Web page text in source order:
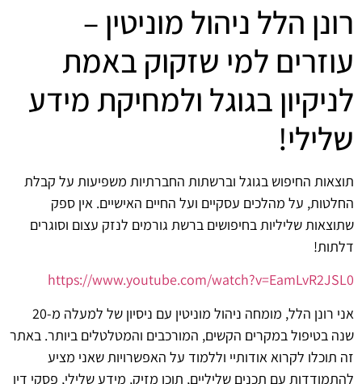
רונן הלל ניהול מוניטין –
עוזרים למי שזקוק באמת
לניקיון בגוגל ולמחיקת מידע
שלילי!
תוצאות החיפוש בגוגל וברשתות החברתיות משפיעות על קבלת
החלטות, על מהלכים עסקיים ועל החיים האישיים. אין ספק
שתוצאות שליליות בחיפושים ברשת גורמים לנזק עצום וסוגרים
דלתות!
https://www.youtube.com/watch?v=EamLvR2JSL0
אני רונן הלל, מומחה ניהול מוניטין עם ניסיון של למעלה מ-20
שנה בטיפול במקרים הקשים, המורכבים והמטלטלים ביותר. באתר
זה תוכלו לקרוא אודותיי וללמוד על האפשרויות שאני מציע
להתמודדות עם תכנים שליליים, תוכן מזיק, מידע שלילי, פסקי דין